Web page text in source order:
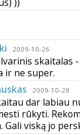
2009-10-26
skaitalas
ir ne super.
2009-10-28
dar labiau
rūkyti.
Gali viską jo